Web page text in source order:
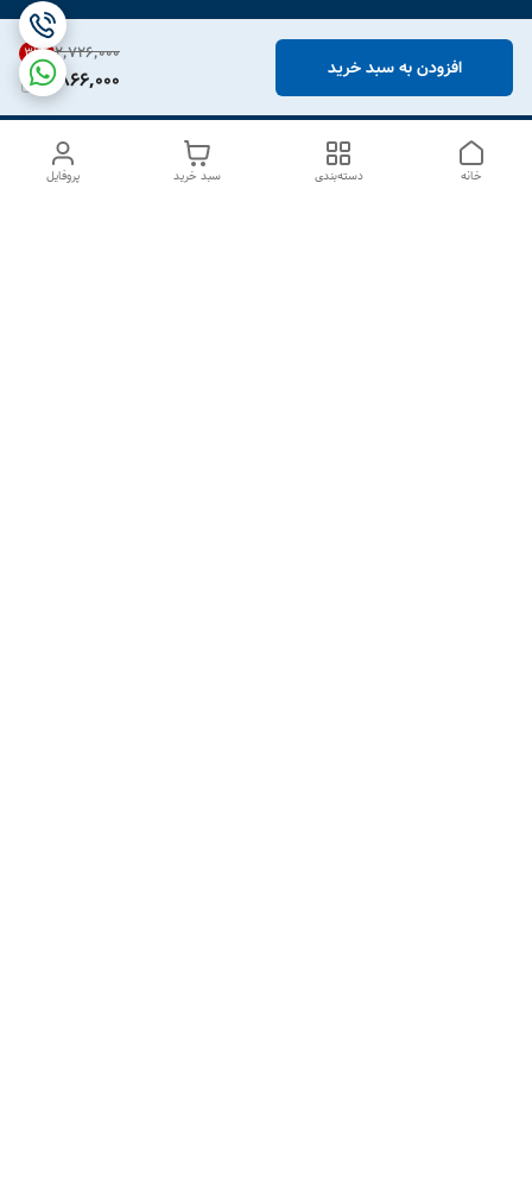
۲٬۷۲۶٬۰۰۰ 31%
1,866,000 افزودن به سبد خرید
پروفایل سبد خرید دسته‌بندی خانه